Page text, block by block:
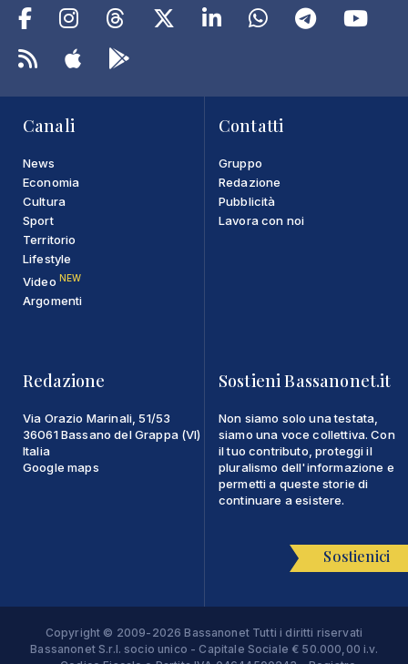
Canali
News
Economia
Cultura
Sport
Territorio
Lifestyle
Video NEW
Argomenti
Contatti
Gruppo
Redazione
Pubblicità
Lavora con noi
Redazione
Via Orazio Marinali, 51/53
36061 Bassano del Grappa (VI)
Italia
Google maps
Sostieni Bassanonet.it
Non siamo solo una testata,
siamo una voce collettiva. Con
il tuo contributo, proteggi il
pluralismo dell'informazione e
permetti a queste storie di
continuare a esistere.
Sostienici
Copyright © 2009-2026 Bassanonet Tutti i diritti riservati
Bassanonet S.r.l. socio unico - Capitale Sociale € 50.000,00 i.v.